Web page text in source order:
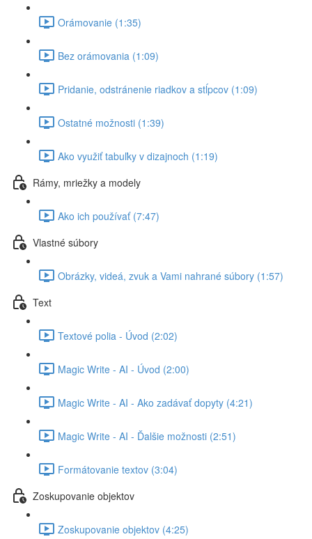
Orámovanie (1:35)
Bez orámovania (1:09)
Pridanie, odstránenie riadkov a stĺpcov (1:09)
Ostatné možnosti (1:39)
Ako využiť tabuľky v dizajnoch (1:19)
Rámy, mriežky a modely
Ako ich používať (7:47)
Vlastné súbory
Obrázky, videá, zvuk a Vami nahrané súbory (1:57)
Text
Textové polia - Úvod (2:02)
Magic Write - AI - Úvod (2:00)
Magic Write - AI - Ako zadávať dopyty (4:21)
Magic Write - AI - Ďalšie možnosti (2:51)
Formátovanie textov (3:04)
Zoskupovanie objektov
Zoskupovanie objektov (4:25)